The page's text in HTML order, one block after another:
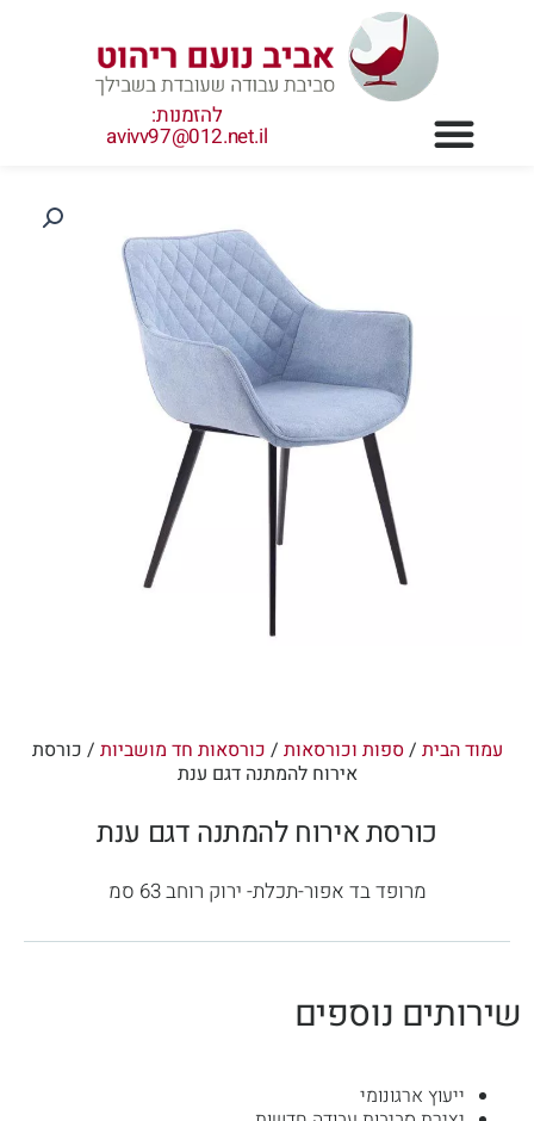
להזמנות:
avivv97@012.net.il
עמוד הבית /ספות וכורסאות / כורסאות חד מושביות / כורסת
אירוח להמתנה דגם ענת
כורסת אירוח להמתנה דגם ענת
מרופד בד אפור-תכלת- ירוק רוחב 63 סמ
שירותים נוספים
ייעוץ ארגונומי